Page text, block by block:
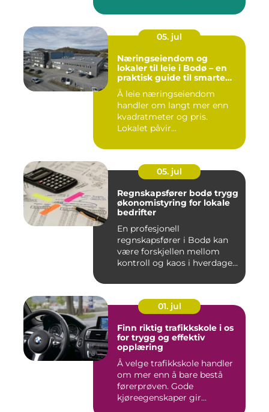
05. jul
Næringseiendom og
lokaler til leie i Bodø – en
praktisk guide til smarte
valg
Å leie næringseiendom
handler om langt mer enn
kvadratmeter og pris.
Lokalet påvir...
05. jul
Regnskapsfører bodø trygg
økonomistyring for lokale
bedrifter
En profesjonell
regnskapsfører i Bodø kan
være forskjellen mellom
kontroll og kaos i hverdagen.
01. jul
Finn riktig trafikkskole i os
for trygg og effektiv
opplæring
Å velge trafikkskole handler
om mer enn å bare bestå
førerprøven. Gode
kjøreegenskaper gir